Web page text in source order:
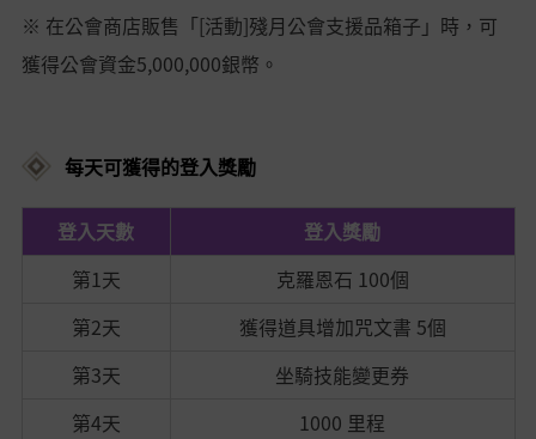
※ 在公會商店販售「[活動]殘月公會支援品箱子」時，可
獲得公會資金5,000,000銀幣。
每天可獲得的登入獎勵
登入天數
登入獎勵
第1天
克羅恩石 100個
第2天
獲得道具增加咒文書 5個
第3天
坐騎技能變更券
第4天
1000 里程